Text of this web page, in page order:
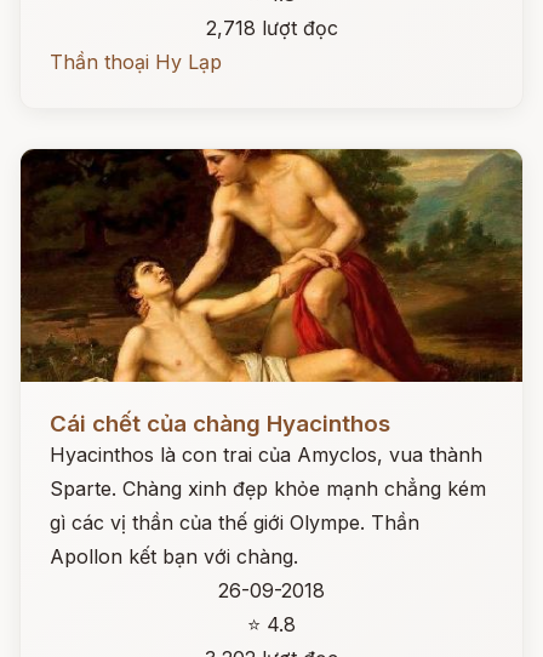
2,718 lượt đọc
Thần thoại Hy Lạp
Cái chết của chàng Hyacinthos
Hyacinthos là con trai của Amyclos, vua thành
Sparte. Chàng xinh đẹp khỏe mạnh chẳng kém
gì các vị thần của thế giới Olympe. Thần
Apollon kết bạn với chàng.
26-09-2018
⭐ 4.8